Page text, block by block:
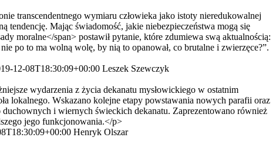
transcendentnego wymiaru człowieka jako istoty nieredukowalnej
tendencję. Mając świadomość, jakie niebezpieczeństwa mogą się
moralne</span> postawił pytanie, które zdumiewa swą aktualnością:
po to ma wolną wolę, by nią to opanował, co brutalne i zwierzęce?”.
12-08T18:30:09+00:00 Leszek Szewczyk
wydarzenia z życia dekanatu mysłowickiego w ostatnim
lokalnego. Wskazano kolejne etapy powstawania nowych parafii oraz
i wiernych świeckich dekanatu. Zaprezentowano również
jego funkcjonowania.</p>
Henryk Olszar